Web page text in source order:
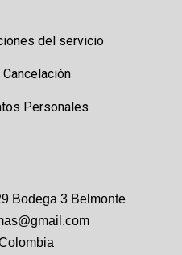
del servicio
Personales
Bodega 3 Belmonte